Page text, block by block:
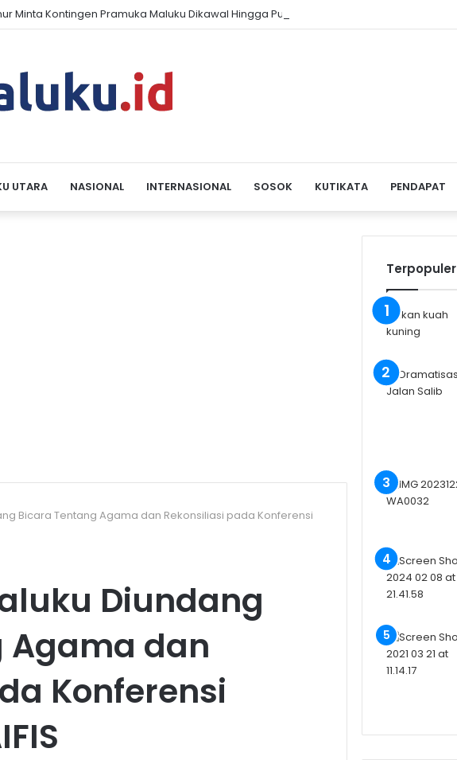
Minta Kontingen Pramuka Maluku Dikawal Hingga Pulang dari Jambore Nasional
UTARA NASIONAL INTERNASIONAL SOSOK KUTIKATA PENDAPAT
Bicara Tentang Agama dan Rekonsiliasi pada Konferensi
Diundang
Agama dan
Konferensi
Terpopuler